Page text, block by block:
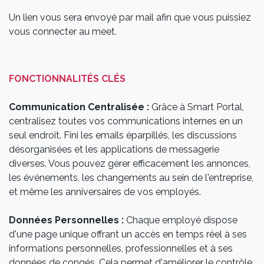
Un lien vous sera envoyé par mail afin que vous puissiez
vous connecter au meet.
FONCTIONNALITÉS CLÉS
Communication Centralisée : Grâce à Smart Portal,
centralisez toutes vos communications internes en un
seul endroit. Fini les emails éparpillés, les discussions
désorganisées et les applications de messagerie
diverses. Vous pouvez gérer efficacement les annonces,
les événements, les changements au sein de l'entreprise,
et même les anniversaires de vos employés.
Données Personnelles : Chaque employé dispose
d'une page unique offrant un accès en temps réel à ses
informations personnelles, professionnelles et à ses